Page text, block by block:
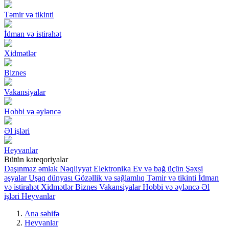
Təmir və tikinti
İdman və istirahət
Xidmətlər
Biznes
Vakansiyalar
Hobbi və əyləncə
Əl işləri
Heyvanlar
Bütün kateqoriyalar
Daşınmaz əmlak Nəqliyyat Elektronika Ev və bağ üçün Şəxsi
əşyalar Uşaq dünyası Gözəllik və sağlamlıq Təmir və tikinti İdman
və istirahət Xidmətlər Biznes Vakansiyalar Hobbi və əyləncə Əl
işləri Heyvanlar
Ana səhifə
Heyvanlar